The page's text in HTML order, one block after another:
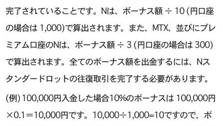
完了されていることです。Nは、ボーナス額 ÷ 10 (円口座
の場合は 1,000)で算出されます。また、MTX、並びにプレ
ミアム口座のNは、ボーナス額 ÷ 3 (円口座の場合は 300)
で算出されます。全てのボーナス額を出金するには、Nス
タンダードロットの往復取引を完了する必要があります。
(例) 100,000円入金した場合10%のボーナスは 100,000円
×0.1＝10,000円です。10,000÷1,000=10ですので、ボ